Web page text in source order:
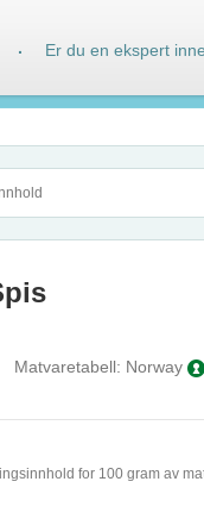
Matvaretabell: Norway
for 100 gram av
· Er du en ekspert